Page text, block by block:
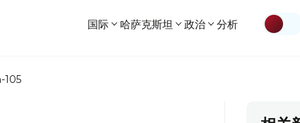
国际 哈萨克斯坦 政治 分析
105